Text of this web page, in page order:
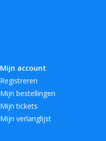
Mijn account
Registreren
Mijn bestellingen
Mijn tickets
Mijn verlanglijst